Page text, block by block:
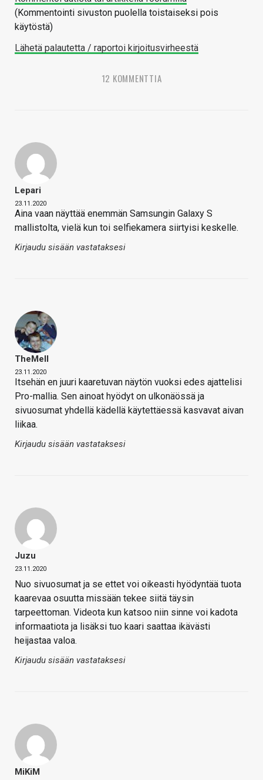
(Kommentointi sivuston puolella toistaiseksi pois
käytöstä)
Lähetä palautetta / raportoi kirjoitusvirheestä
12 KOMMENTTIA
Lepari
23.11.2020
Aina vaan näyttää enemmän Samsungin Galaxy S
mallistolta, vielä kun toi selfiekamera siirtyisi keskelle.
Kirjaudu sisään vastataksesi
TheMeII
23.11.2020
Itsehän en juuri kaaretuvan näytön vuoksi edes ajattelisi
Pro-mallia. Sen ainoat hyödyt on ulkonäössä ja
sivuosumat yhdellä kädellä käytettäessä kasvavat aivan
liikaa.
Kirjaudu sisään vastataksesi
Juzu
23.11.2020
Nuo sivuosumat ja se ettet voi oikeasti hyödyntää tuota
kaarevaa osuutta missään tekee siitä täysin
tarpeettoman. Videota kun katsoo niin sinne voi kadota
informaatiota ja lisäksi tuo kaari saattaa ikävästi
heijastaa valoa.
Kirjaudu sisään vastataksesi
MiKiM